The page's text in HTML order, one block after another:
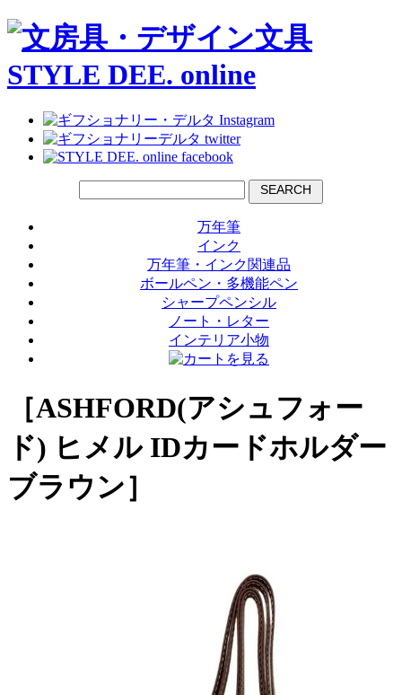
SEARCH
万年筆
インク
万年筆・インク関連品
ボールペン・多機能ペン
シャープペンシル
ノート・レター
インテリア小物
［ASHFORD(アシュフォー
ド) ヒメル IDカードホルダー
ブラウン］